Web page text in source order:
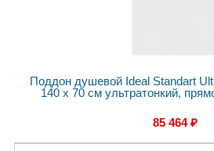
Поддон душевой Ideal Standart
140 x 70 см ультратонкий,
85 464 ₽